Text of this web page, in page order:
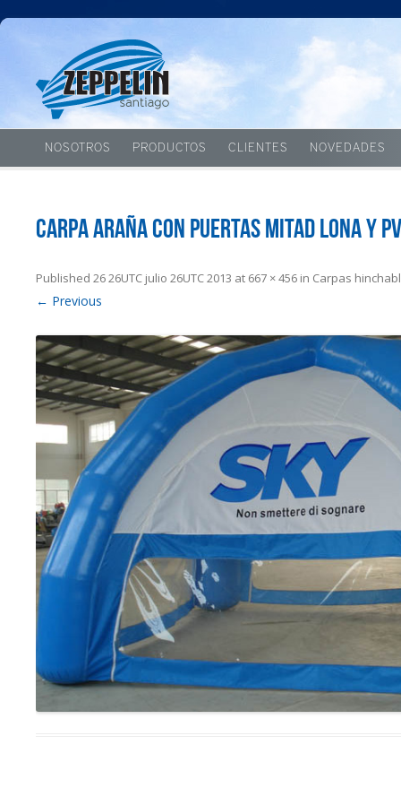
NOSOTROS PRODUCTOS CLIENTES NOVEDADES
carpa araña con puertas MITAD lona y
Published 26 26UTC julio 26UTC 2013 at 667 × 456 in Carpas
← Previous